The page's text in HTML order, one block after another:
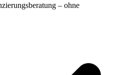
– ohne